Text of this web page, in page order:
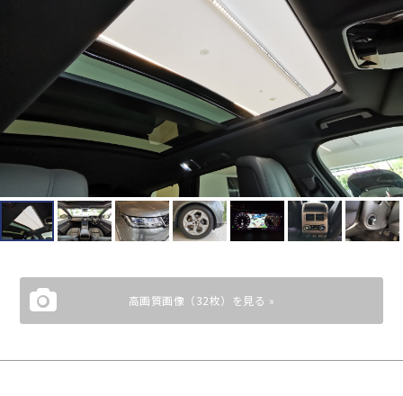
高画質画像（32枚）を見る »